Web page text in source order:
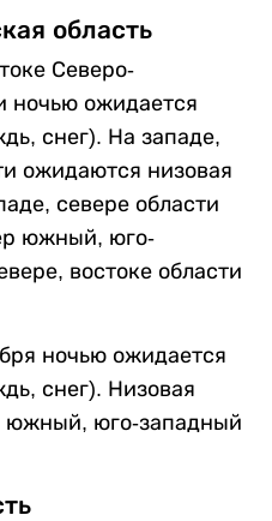
область
Северо-
ночью ожидается
снег). На западе,
ожидаются низовая
севере области
южный, юго-
востоке области
ночью ожидается
снег). Низовая
южный, юго-западный